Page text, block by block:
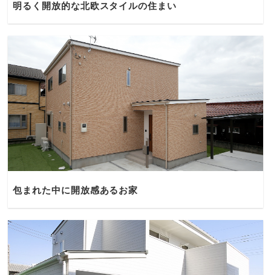
明るく開放的な北欧スタイルの住まい
包まれた中に開放感あるお家